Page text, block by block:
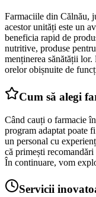
Farmaciile din Călnău,
acestor unități este un
beneficia rapid de
nutritive, produse
menținerea sănătății
orelor obișnuite de
Cum să alegi
Când cauți o farmacie
program adaptat poate
un personal cu
că primești
În continuare, vom
Servicii